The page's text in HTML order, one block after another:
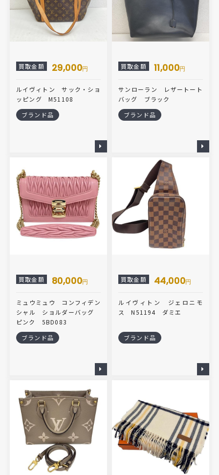
買取金額 29,000円
ルイヴィトン サック・ショ
ッピング M51108
ブランド品
買取金額 11,000円
サンローラン レザートート
バッグ ブラック
ブランド品
買取金額 80,000円
ミュウミュウ コンフィデン
シャル ショルダーバッグ
ピンク 5BD083
ブランド品
買取金額 44,000円
ルイヴィトン ジェロニモ
ス N51194 ダミエ
ブランド品